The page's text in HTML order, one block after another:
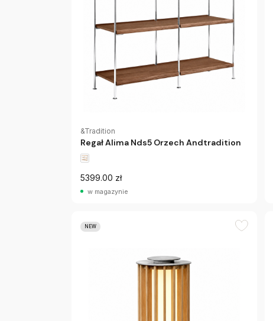
&Tradition
Regał Alima Nds5 Orzech Andtradition
5399.00 zł
w magazynie
NEW